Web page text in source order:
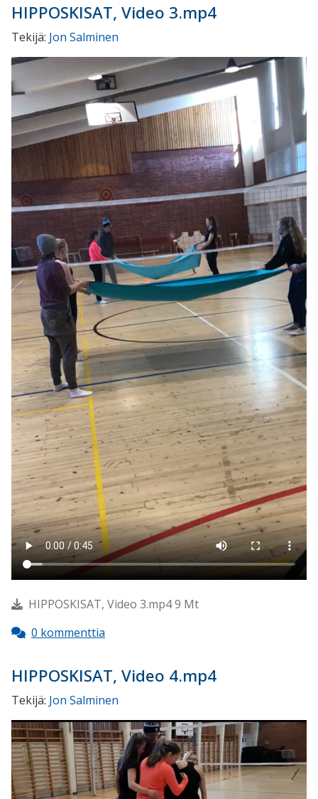
HIPPOSKISAT, Video 3.mp4
Tekijä: Jon Salminen
HIPPOSKISAT, Video 3.mp4 9 Mt
0 kommenttia
HIPPOSKISAT, Video 4.mp4
Tekijä: Jon Salminen